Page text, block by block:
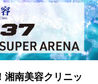
湘南美容クリニッ